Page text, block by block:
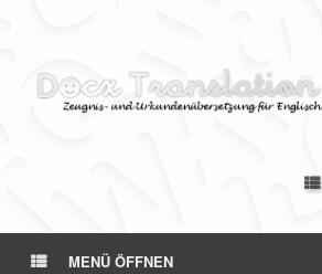
MENÜ ÖFFNEN